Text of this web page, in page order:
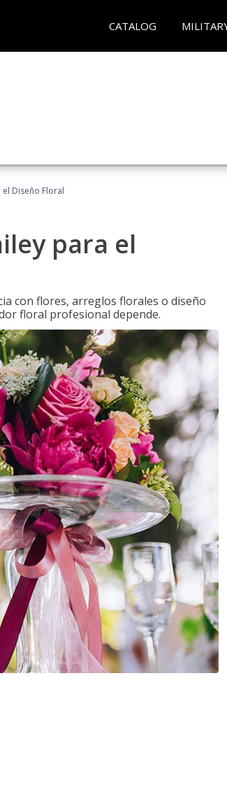
CATALOG
Diseño Floral
para el
con flores, arreglos florales o diseño
floral profesional depende.